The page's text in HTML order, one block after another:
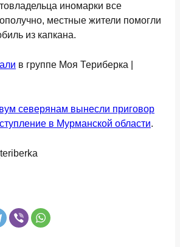
иномарки все
местные жители помогли
из капкана.
в группе Моя Териберка |
северянам вынесли приговор
в Мурманской области.